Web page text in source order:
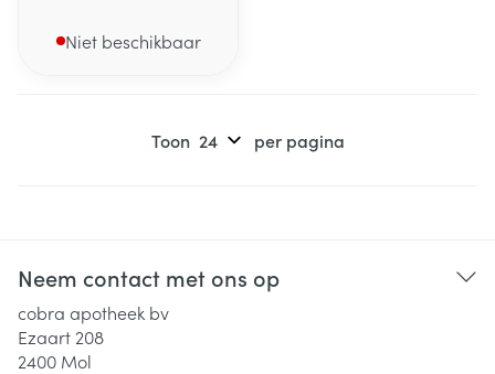
Niet beschikbaar
Toon per pagina
Neem contact met ons op
cobra apotheek bv
Ezaart 208
2400 Mol